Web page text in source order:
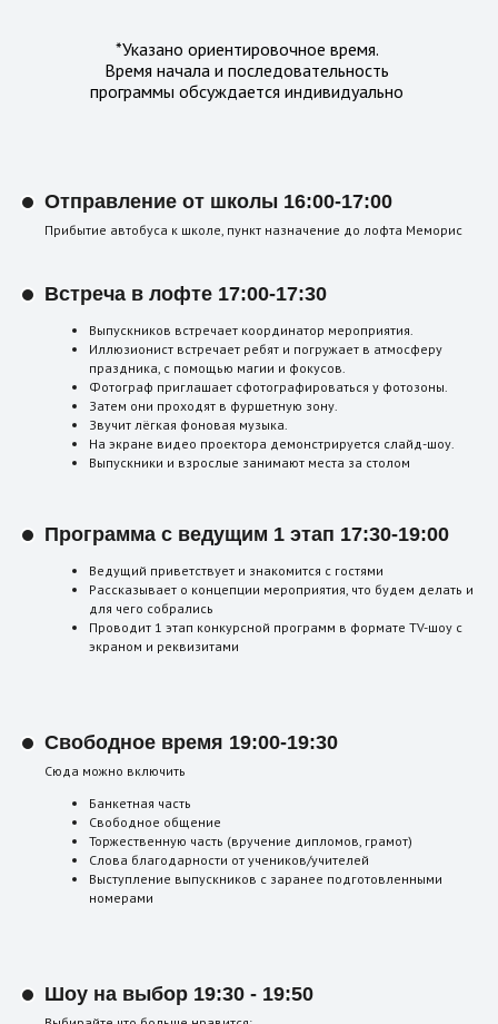
*Указано ориентировочное время.
Время начала и последовательность
программы обсуждается индивидуально
Отправление от школы 16:00-17:00
Прибытие автобуса к школе, пункт назначение до лофта Меморис
Встреча в лофте 17:00-17:30
Выпускников встречает координатор мероприятия.
Иллюзионист встречает ребят и погружает в атмосферу
праздника, с помощью магии и фокусов.
Фотограф приглашает сфотографироваться у фотозоны.
Затем они проходят в фуршетную зону.
Звучит лёгкая фоновая музыка.
На экране видео проектора демонстрируется слайд-шоу.
Выпускники и взрослые занимают места за столом
Программа с ведущим 1 этап 17:30-19:00
Ведущий приветствует и знакомится с гостями
Рассказывает о концепции мероприятия, что будем делать и
для чего собрались
Проводит 1 этап конкурсной программ в формате TV-шоу с
экраном и реквизитами
Свободное время 19:00-19:30
Сюда можно включить
Банкетная часть
Свободное общение
Торжественную часть (вручение дипломов, грамот)
Слова благодарности от учеников/учителей
Выступление выпускников с заранее подготовленными
номерами
Шоу на выбор 19:30 - 19:50